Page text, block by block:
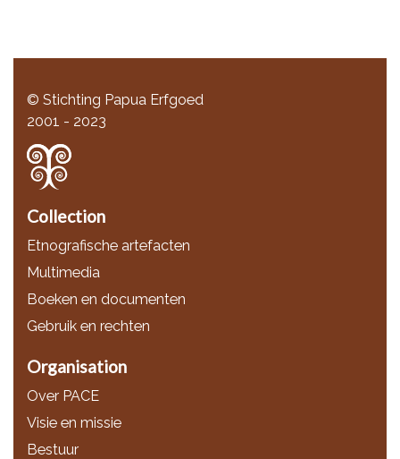
© Stichting Papua Erfgoed
2001 - 2023
Collection
Etnografische artefacten
Multimedia
Boeken en documenten
Gebruik en rechten
Organisation
Over PACE
Visie en missie
Bestuur